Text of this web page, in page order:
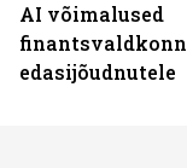
AI võimalused
edasijõudnutele